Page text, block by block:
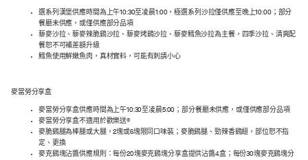
選系列漢堡供應時間為上午10:30至凌晨1:00，極選系列沙拉僅供應至晚上10:00；部分
餐廳未供應，或僅供應部分品項
藜麥沙拉、藜麥辣脆鷄沙拉、藜麥烤鷄沙拉、藜麥鱈魚沙拉為主餐，四季沙拉、清爽配
餐恕不可補差額升級
鱈魚使用鮮嫩魚肉，真材實料，可能有刺請小心
麥當勞分享盒
麥當勞分享盒供應時間為上午10:30至凌晨5:00；部分餐廳未供應，或僅供應部分品項
麥當勞分享盒不適用於歡樂送®
麥脆鷄腿為棒腿或大腿，2塊或6塊限同口味裝；麥脆鷄腿、勁辣香鷄翅，部位恕不指
定、更換
麥克鷄塊沾醬供應規則：每份20塊麥克鷄塊分享盒提供沾醬4盒；每份30塊麥克鷄塊分